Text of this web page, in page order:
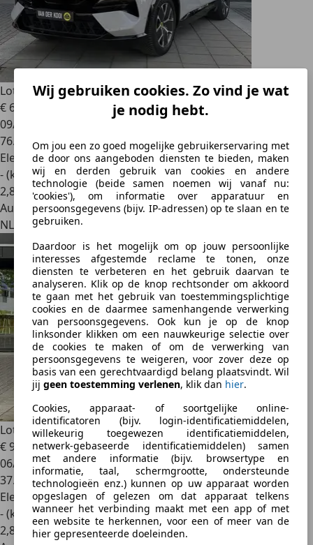
Wij gebruiken cookies. Zo vind je wat
je nodig hebt.
Om jou een zo goed mogelijke gebruikerservaring met
de door ons aangeboden diensten te bieden, maken
wij en derden gebruik van cookies en andere
technologie (beide samen noemen wij vanaf nu:
'cookies'), om informatie over apparatuur en
persoonsgegevens (bijv. IP-adressen) op te slaan en te
gebruiken.
Daardoor is het mogelijk om op jouw persoonlijke
interesses afgestemde reclame te tonen, onze
diensten te verbeteren en het gebruik daarvan te
analyseren. Klik op de knop rechtsonder om akkoord
te gaan met het gebruik van toestemmingsplichtige
cookies en de daarmee samenhangende verwerking
van persoonsgegevens. Ook kun je op de knop
linksonder klikken om een nauwkeurige selectie over
de cookies te maken of om de verwerking van
persoonsgegevens te weigeren, voor zover deze op
basis van een gerechtvaardigd belang plaatsvindt. Wil
jij geen toestemming verlenen, klik dan hier.
Cookies, apparaat- of soortgelijke online-
identificatoren (bijv. login-identificatiemiddelen,
willekeurig toegewezen identificatiemiddelen,
netwerk-gebaseerde identificatiemiddelen) samen
met andere informatie (bijv. browsertype en
informatie, taal, schermgrootte, ondersteunde
technologieën enz.) kunnen op uw apparaat worden
opgeslagen of gelezen om dat apparaat telkens
wanneer het verbinding maakt met een app of met
een website te herkennen, voor een of meer van de
hier gepresenteerde doeleinden.
Lotus EletreEDS 450 4WD 112 kWh
€ 68.195
09/2023
76.528 km
Elektrisch
- (kWh/100 km)
2,8
Autobedrijf
NL 3992 AE
Lotus EletreEDS 450 S 4WD 112 kWh
€ 90.395
06/2025
37.737 km
Elektrisch
- (kWh/100 km)
2,8